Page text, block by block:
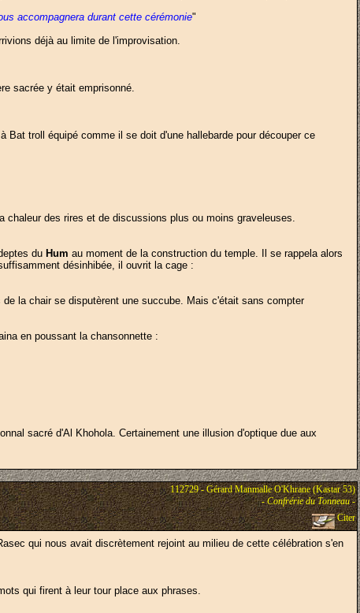
accompagnera durant cette cérémonie"
déjà au limite de l'improvisation.
sacrée y était emprisonné.
Bat troll équipé comme il se doit d'une hallebarde pour découper ce
chaleur des rires et de discussions plus ou moins graveleuses.
du Hum au moment de la construction du temple. Il se rappela alors
désinhibée, il ouvrit la cage :
la chair se disputèrent une succube. Mais c'était sans compter
en poussant la chansonnette :
sacré d'Al Khohola. Certainement une illusion d'optique due aux
112729 - Gérard Manmalle O'Khrane (Kastar 53)
-Confrérie du Tonneau-
Citer
qui nous avait discrètement rejoint au milieu de cette célébration s'en
qui firent à leur tour place aux phrases.